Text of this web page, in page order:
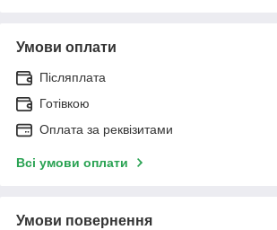
Умови оплати
Післяплата
Готівкою
Оплата за реквізитами
Всі умови оплати
Умови повернення